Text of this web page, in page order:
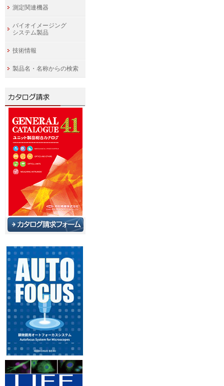
測定関連機器
バイオイメージング
システム製品
技術情報
製品名・名称からの検索